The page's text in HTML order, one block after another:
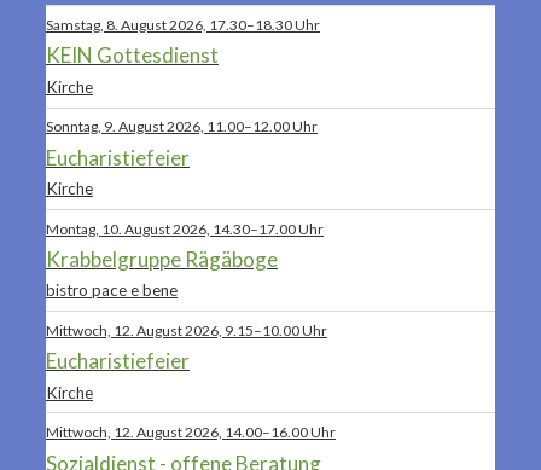
Samstag, 8. August 2026, 17.30–18.30 Uhr
KEIN Gottesdienst
Kirche
Sonntag, 9. August 2026, 11.00–12.00 Uhr
Eucharistiefeier
Kirche
Montag, 10. August 2026, 14.30–17.00 Uhr
Krabbelgruppe Rägäboge
bistro pace e bene
Mittwoch, 12. August 2026, 9.15–10.00 Uhr
Eucharistiefeier
Kirche
Mittwoch, 12. August 2026, 14.00–16.00 Uhr
Sozialdienst - offene Beratung